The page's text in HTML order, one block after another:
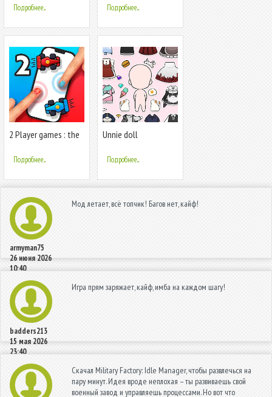
Подробнее... Подробнее...
2 Player games : the
Подробнее...
Unnie doll
Подробнее...
armyman75
26 июня 2026
10:40
Мод летает, всё топчик! Багов нет, кайф!
badders213
15 мая 2026
23:40
Игра прям заряжает, кайф, имба на каждом шагу!
Скачал Military Factory: Idle Manager, чтобы развлечься на
пару минут. Идея вроде неплохая – ты развиваешь свой
военный завод и управляешь процессами. Но вот что